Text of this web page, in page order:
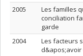
2005
Les familles
conciliation
garde
2004
Les facteurs
d&apos;avoir